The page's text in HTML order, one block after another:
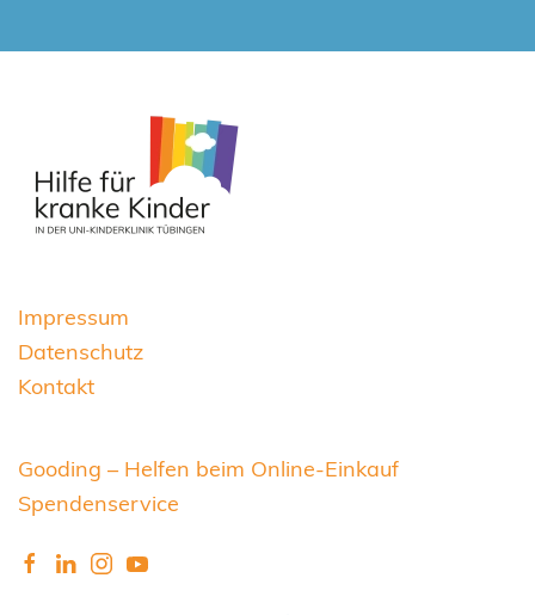
Impressum
Datenschutz
Kontakt
Gooding – Helfen beim Online-Einkauf
Spendenservice